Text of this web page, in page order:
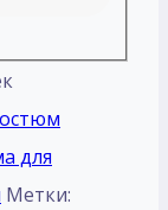
для
Метки: